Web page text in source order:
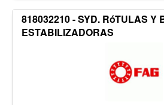
818032210 - SYD. RóTULAS Y
ESTABILIZADORAS